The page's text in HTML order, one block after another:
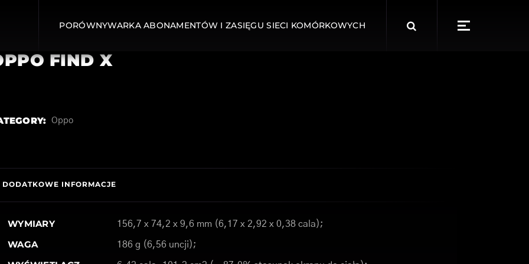
PORÓWNYWARKA ABONAMENTÓW I ZASIĘGU SIECI KOMÓRKOWYCH
for:
FIND X
Oppo
DODATKOWE INFORMACJE
WYMIARY 156,7 x 74,2 x 9,6 mm (6,17 x 2,92 x 0,38 cala);
WAGA 186 g (6,56 uncji);